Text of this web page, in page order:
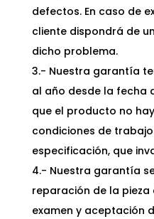
defectos. En caso de
cliente dispondrá de
dicho problema.
3.- Nuestra garantía
al año desde la fecha
que el producto no
condiciones de
especificación, que
4.- Nuestra garantía
reparación de la
examen y aceptación